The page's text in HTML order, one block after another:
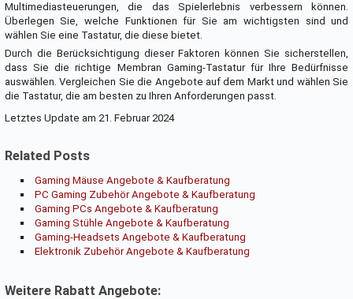
Multimediasteuerungen, die das Spielerlebnis verbessern können.
Überlegen Sie, welche Funktionen für Sie am wichtigsten sind und
wählen Sie eine Tastatur, die diese bietet.
Durch die Berücksichtigung dieser Faktoren können Sie sicherstellen,
dass Sie die richtige Membran Gaming-Tastatur für Ihre Bedürfnisse
auswählen. Vergleichen Sie die Angebote auf dem Markt und wählen Sie
die Tastatur, die am besten zu Ihren Anforderungen passt.
Letztes Update am 21. Februar 2024
Related Posts
Gaming Mäuse Angebote & Kaufberatung
PC Gaming Zubehör Angebote & Kaufberatung
Gaming PCs Angebote & Kaufberatung
Gaming Stühle Angebote & Kaufberatung
Gaming-Headsets Angebote & Kaufberatung
Elektronik Zubehör Angebote & Kaufberatung
Weitere Rabatt Angebote: